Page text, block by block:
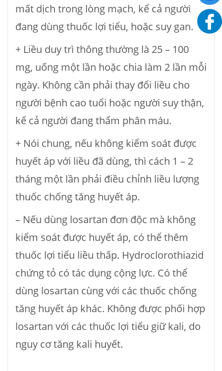
mất dịch trong lòng mạch, kể cả người
đang dùng thuốc lợi tiểu, hoặc suy gan.
+ Liều duy trì thông thường là 25 – 100
mg, uống một lần hoặc chia làm 2 lần mỗi
ngày. Không cần phải thay đổi liều cho
người bệnh cao tuổi hoặc người suy thận,
kể cả người đang thẩm phân máu.
+ Nói chung, nếu không kiểm soát được
huyết áp với liều đã dùng, thì cách 1 – 2
tháng một lần phải điều chỉnh liều lượng
thuốc chống tăng huyết áp.
– Nếu dùng losartan đơn độc mà không
kiểm soát được huyết áp, có thể thêm
thuốc lợi tiểu liều thấp. Hydroclorothiazid
chứng tỏ có tác dụng cộng lực. Có thể
dùng losartan cùng với các thuốc chống
tăng huyết áp khác. Không được phối hợp
losartan với các thuốc lợi tiểu giữ kali, do
nguy cơ tăng kali huyết.